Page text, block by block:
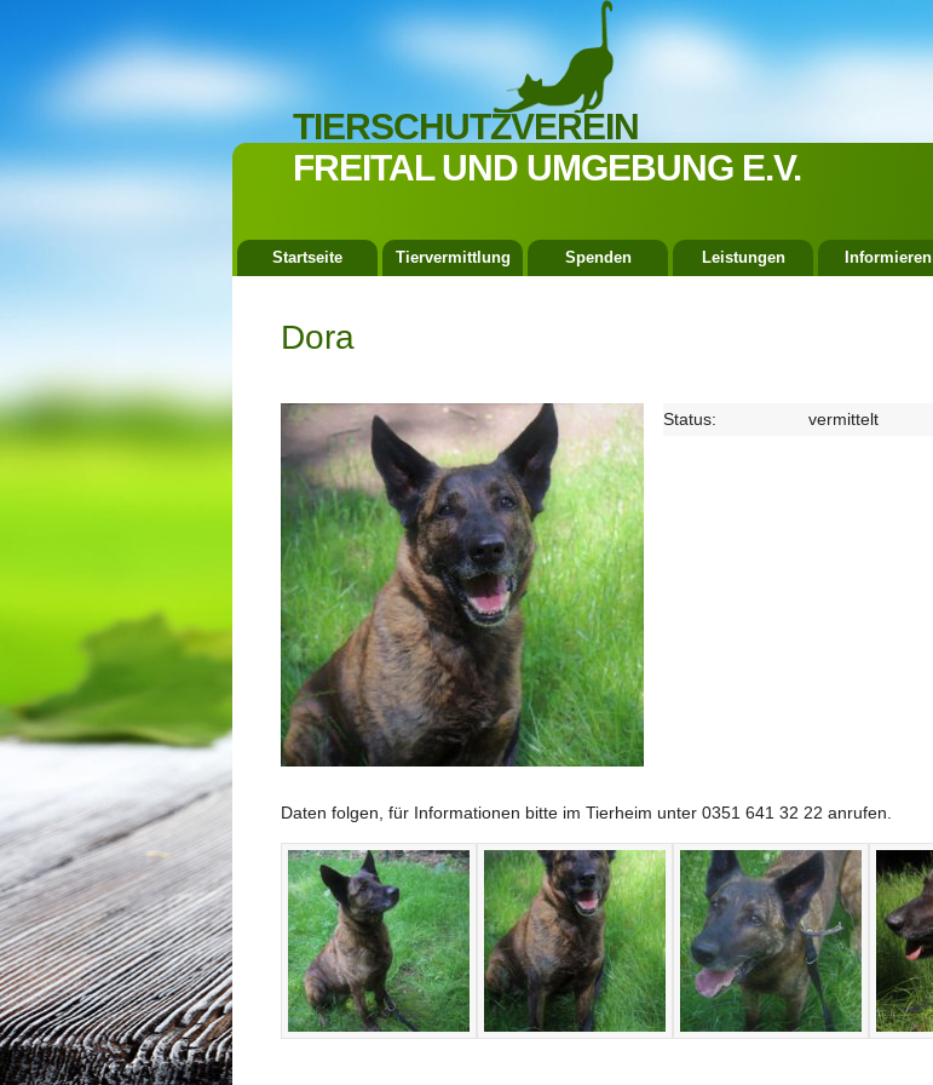
TIERSCHUTZVEREIN
FREITAL UND UMGEBUNG E.V.
Startseite Tiervermittlung Spenden Leistungen Informieren
Dora
Status: vermittelt
Daten folgen, für Informationen bitte im Tierheim unter 0351 641 32 22 anrufen.